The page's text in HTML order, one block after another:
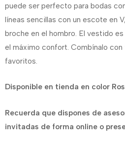
puede ser perfecto para bodas
líneas sencillas con un escote en
broche en el hombro. El vestido
el máximo confort. Combínalo
favoritos.
Disponible en tienda en color
Recuerda que dispones de
invitadas de forma online o